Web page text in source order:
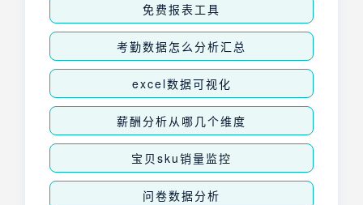
免费报表工具
考勤数据怎么分析汇总
excel数据可视化
薪酬分析从哪几个维度
宝贝sku销量监控
问卷数据分析